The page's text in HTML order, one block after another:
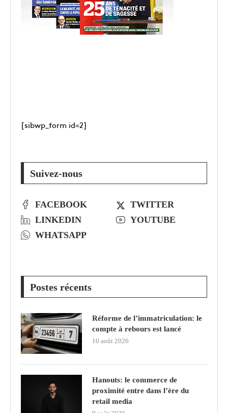
[sibwp_form id=2]
Suivez-nous
FACEBOOK
TWITTER
LINKEDIN
YOUTUBE
WHATSAPP
Postes récents
Réforme de l’immatriculation: le
compte à rebours est lancé
10 août 2026
Hanouts: le commerce de
proximité entre dans l’ère du
retail media